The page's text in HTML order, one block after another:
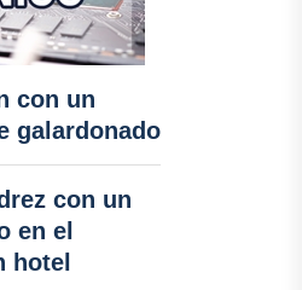
con un
galardonado
con un
en el
hotel